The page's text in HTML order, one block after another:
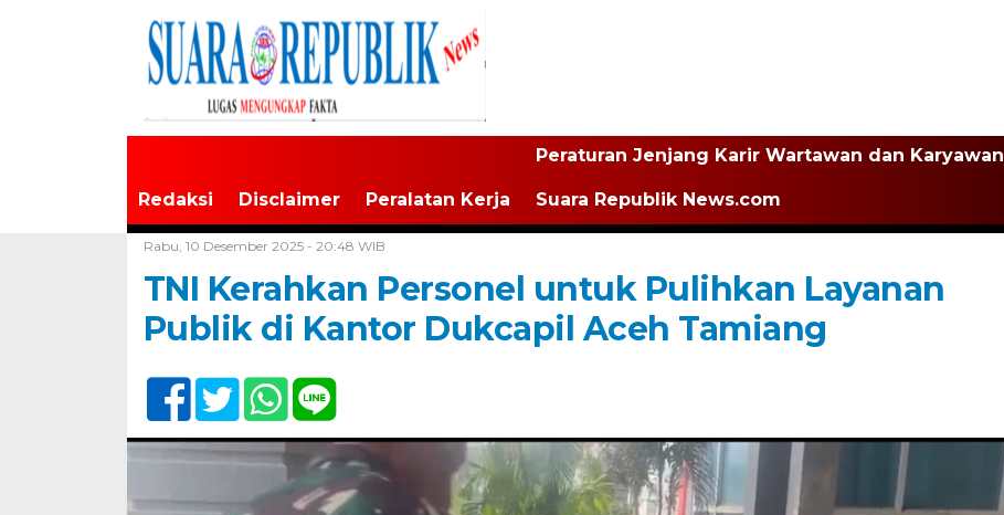
Redaksi Disclaimer Peralatan Kerja
Peraturan Jenjang Karir Wartawan dan Karyawan
Suara Republik News.com
Rabu, 10 Desember 2025 - 20:48 WIB
TNI Kerahkan Personel untuk Pulihkan Layanan
Publik di Kantor Dukcapil Aceh Tamiang